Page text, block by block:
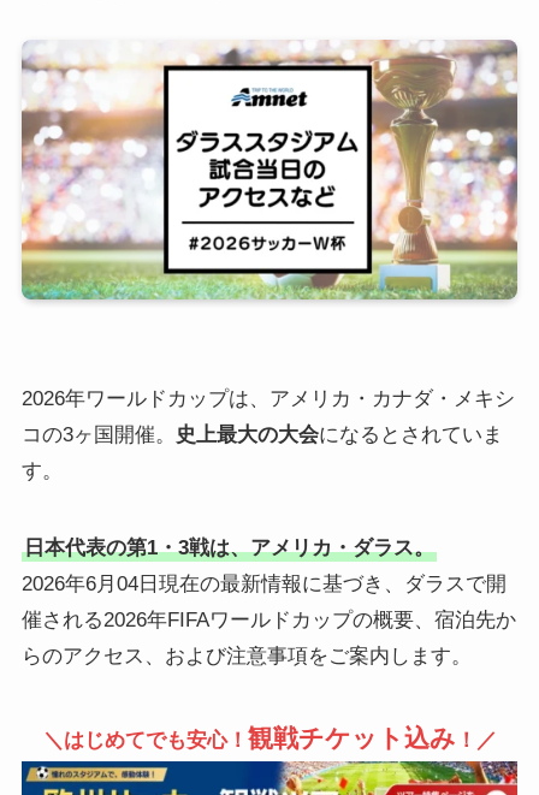
2026年ワールドカップは、アメリカ・カナダ・メキシ
コの3ヶ国開催。
史上最大の大会になるとされていま
す。
日本代表の第1・3戦は、アメリカ・ダラス。
2026年6月04日現在の最新情報に基づき、ダラスで開
催される2026年FIFAワールドカップの概要、宿泊先か
らのアクセス、および注意事項をご案内します。
＼はじめてでも安心！ 観戦チケット込み ！／